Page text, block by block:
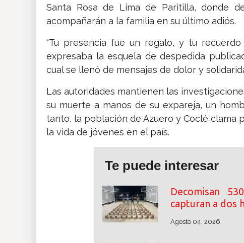
Santa Rosa de Lima de Paritilla, donde
acompañarán a la familia en su último adiós.
“Tu presencia fue un regalo, y tu recuerdo
expresaba la esquela de despedida
cual se llenó de mensajes de dolor y
Las autoridades mantienen las
su muerte a manos de su expareja, un
tanto, la población de Azuero y Coclé clama
la vida de jóvenes en el país.
Te puede interesar
Decomisan
capturan a dos
Agosto 04, 2026